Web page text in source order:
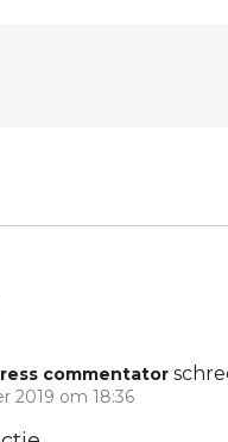
commentator
2019 om 18:36